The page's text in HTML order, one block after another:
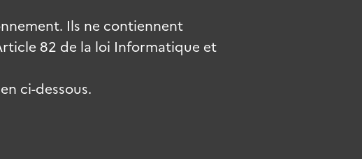
Ils ne contiennent
82 de la loi Informatique et
ci-dessous.